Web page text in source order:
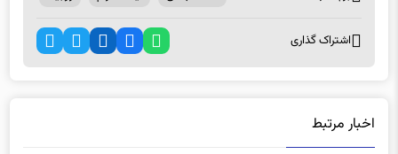
اشتراک گذاری
اخبار مرتبط